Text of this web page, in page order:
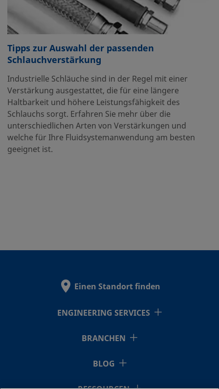
Tipps zur Auswahl der passenden
Schlauchverstärkung
Industrielle Schläuche sind in der Regel mit einer
Verstärkung ausgestattet, die für eine längere
Haltbarkeit und höhere Leistungsfähigkeit des
Schlauchs sorgt. Erfahren Sie mehr über die
unterschiedlichen Arten von Verstärkungen und
welche für Ihre Fluidsystemanwendung am besten
geeignet ist.
Einen Standort finden
ENGINEERING SERVICES
BRANCHEN
BLOG